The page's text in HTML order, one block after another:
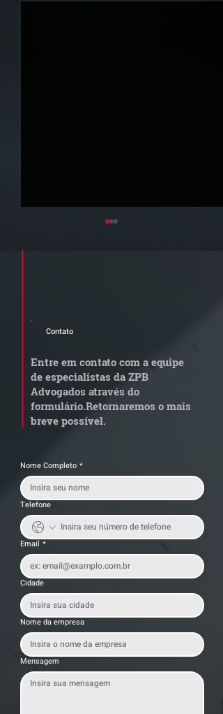
STF amplia alíquota
pessoas com TEA nível 1
Contato
Entre em contato com a equipe
de especialistas da ZPB
Advogados através do
formulário.Retornaremos o mais
breve possível.
Nome Completo *
Telefone
Email *
Cidade
Nome da empresa
Mensagem